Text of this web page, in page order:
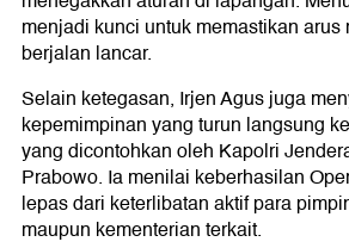
menjadi kunci untuk memastikan
berjalan lancar.
Selain ketegasan, Irjen Agus juga
kepemimpinan yang turun langsung
yang dicontohkan oleh Kapolri
Prabowo. Ia menilai keberhasilan
lepas dari keterlibatan aktif para
maupun kementerian terkait.